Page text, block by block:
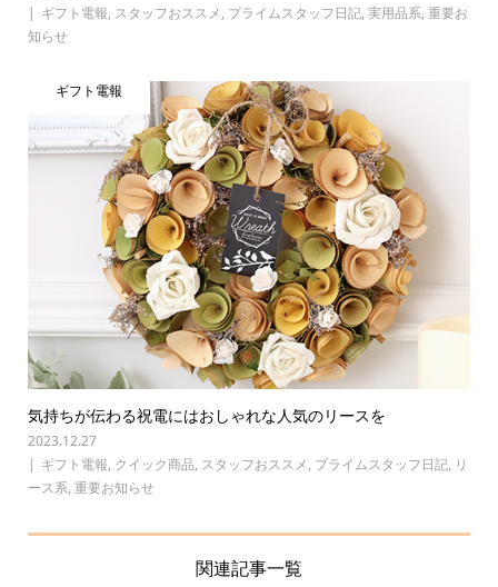
ギフト電報, スタッフおススメ, プライムスタッフ日記, 実用品系, 重要お
知らせ
ギフト電報
気持ちが伝わる祝電にはおしゃれな人気のリースを
2023.12.27
ギフト電報, クイック商品, スタッフおススメ, プライムスタッフ日記, リ
ース系, 重要お知らせ
関連記事一覧